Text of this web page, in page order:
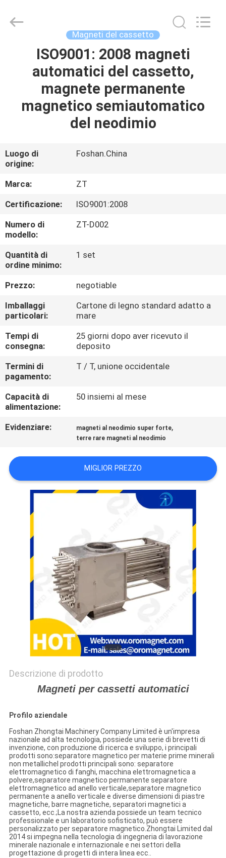
PRODOTTI
GIRO
DELLA
FABBRICA
CONTROLLO
DI
QUALITÀ
CONTATTICI
NOTIZIE
E
CONOSCENZE
CASI
MAPPA
SITO
POLICY
Machinery
Magneti del cassetto
ISO9001: 2008 magneti
automatici del cassetto,
magnete permanente
magnetico semiautomatico
del neodimio
Luogo di
origine:
Foshan.China
Marca:
ZT
Certificazione:
ISO9001:2008
Numero di
modello:
ZT-D002
Quantità di
ordine minimo:
1 set
Prezzo:
negotiable
Imballaggi
particolari:
Cartone di legno standard adatto a
mare
Tempi di
consegna:
25 giorni dopo aver ricevuto il
deposito
Termini di
pagamento:
T / T, unione occidentale
Capacità di
alimentazione:
50 insiemi al mese
Evidenziare: magneti al neodimio super forte,
terre rare magneti al neodimio
MIGLIOR PREZZO
Descrizione di prodotto
Magneti per cassetti automatici
Profilo aziendale
Foshan Zhongtai Machinery Company Limited è un'impresa
nazionale ad alta tecnologia, possiede una serie di brevetti di
invenzione, con produzione di ricerca e sviluppo, i principali
prodotti sono:separatore magnetico per materie prime minerali
non metallicheI prodotti principali sono: separatore
elettromagnetico di fanghi, macchina elettromagnetica a
polvere,separatore magnetico permanente separatore
elettromagnetico ad anello verticale,separatore magnetico
permanente a anello verticale e diverse dimensioni di piastre
magnetiche, barre magnetiche, separatori magnetici a
cassetto, ecc.;La nostra azienda possiede un team tecnico
professionale e un laboratorio sofisticato, può essere
personalizzato per separatore magnetico.Zhongtai Limited dal
2014 si impegna nella tecnologia di ingegneria di lavorazione
minerale nazionale e internazionale e nei settori della
progettazione di progetti di intera linea ecc..